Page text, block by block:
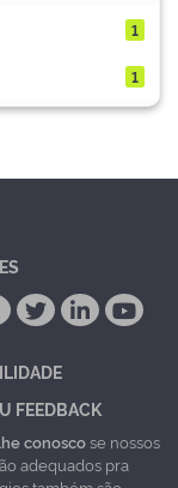
1
1
FEEDBACK
conoscose nossos
adequados pra